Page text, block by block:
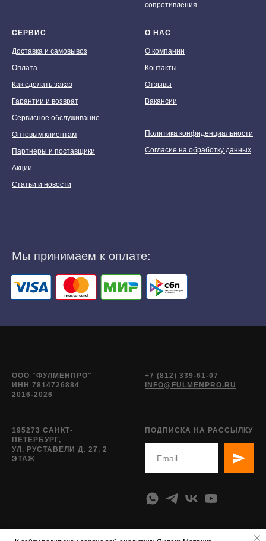
сопротивления
СЕРВИС
Доставка и самовывоз
Оплата
Как сделать заказ
Гарантии и возврат
Сервисное обслуживание
Оптовым клиентам
Партнеры и поставщики
Акции
Статьи и новости
О НАС
О компании
Контакты
Отзывы
Вакансии
Политика конфиденциальности
Согласие на обработку данных
ООО "ФУЛМЕНПРО"
ИНН 7814726884
2016-2026
+7 (812) 339-61-07
INFO@FULMENPRO.RU
195273 САНКТ-
ПЕТЕРБУРГ,
УЛ. РУСТАВЕЛИ Д. 27, 2
ЭТАЖ
ПОДПИСКА НА РАССЫЛКУ